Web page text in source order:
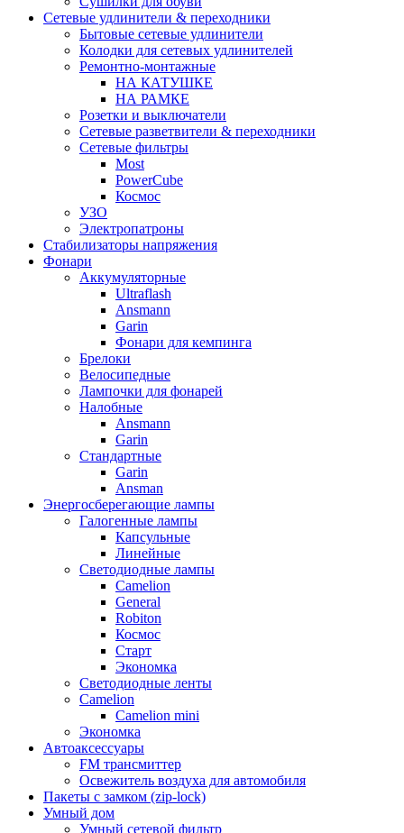
Сетевые удлинители & переходники
Бытовые сетевые удлинители
Колодки для сетевых удлинителей
Ремонтно-монтажные
НА КАТУШКЕ
НА РАМКЕ
Розетки и выключатели
Сетевые разветвители & переходники
Сетевые фильтры
Most
PowerCube
Космос
УЗО
Электропатроны
Стабилизаторы напряжения
Фонари
Аккумуляторные
Ultraflash
Ansmann
Garin
Фонари для кемпинга
Брелоки
Велосипедные
Лампочки для фонарей
Налобные
Ansmann
Garin
Стандартные
Garin
Ansman
Энергосберегающие лампы
Галогенные лампы
Капсульные
Линейные
Светодиодные лампы
Camelion
General
Robiton
Космос
Старт
Экономка
Светодиодные ленты
Camelion
Camelion mini
Экономка
Автоаксессуары
FM трансмиттер
Освежитель воздуха для автомобиля
Пакеты с замком (zip-lock)
Умный дом
Умный сетевой фильтр